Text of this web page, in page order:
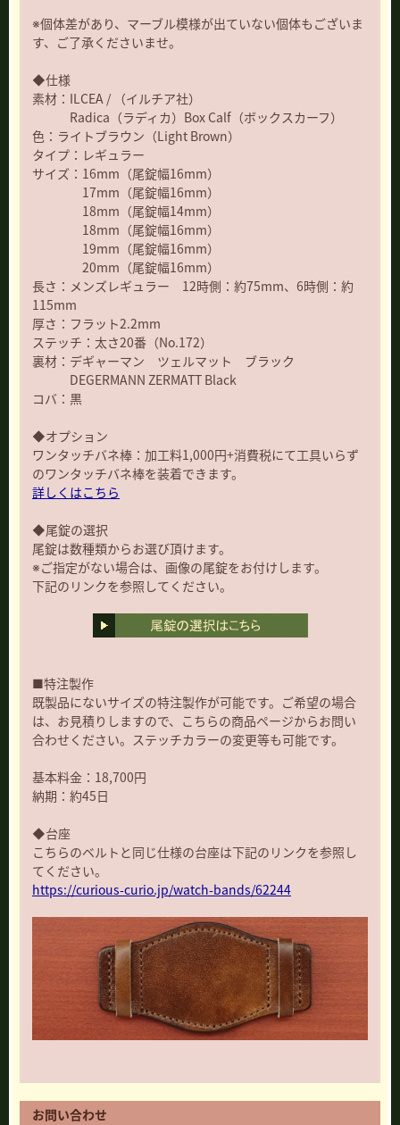
※個体差があり、マーブル模様が出ていない個体もございま
す、ご了承くださいませ。
◆仕様
素材：ILCEA / （イルチア社）
Radica（ラディカ）Box Calf（ボックスカーフ）
色：ライトブラウン（Light Brown）
タイプ：レギュラー
サイズ：16mm（尾錠幅16mm）
17mm（尾錠幅16mm）
18mm（尾錠幅14mm）
18mm（尾錠幅16mm）
19mm（尾錠幅16mm）
20mm（尾錠幅16mm）
長さ：メンズレギュラー 12時側：約75mm、6時側：約
115mm
厚さ：フラット2.2mm
ステッチ：太さ20番（No.172）
裏材：デギャーマン ツェルマット ブラック
DEGERMANN ZERMATT Black
コバ：黒
◆オプション
ワンタッチバネ棒：加工料1,000円+消費税にて工具いらず
のワンタッチバネ棒を装着できます。
詳しくはこちら
◆尾錠の選択
尾錠は数種類からお選び頂けます。
※ご指定がない場合は、画像の尾錠をお付けします。
下記のリンクを参照してください。
■特注製作
既製品にないサイズの特注製作が可能です。ご希望の場合
は、お見積りしますので、こちらの商品ページからお問い
合わせください。ステッチカラーの変更等も可能です。
基本料金：18,700円
納期：約45日
◆台座
こちらのベルトと同じ仕様の台座は下記のリンクを参照し
てください。
https://curious-curio.jp/watch-bands/62244
お問い合わせ